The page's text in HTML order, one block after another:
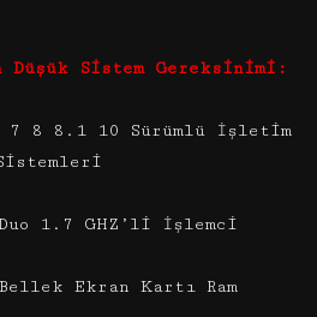
Düşük Sistem Gereksinimi:
7 8 8.1 10 Sürümlü İşletim
1.7 GHZ’li İşlemci
Ekran Kartı Ram